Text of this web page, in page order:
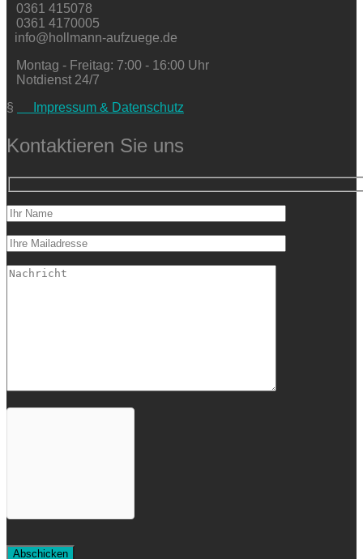
0361 415078
0361 4170005
info@hollmann-aufzuege.de
Montag - Freitag: 7:00 - 16:00 Uhr
Notdienst 24/7
§
Impressum & Datenschutz
Kontaktieren Sie uns